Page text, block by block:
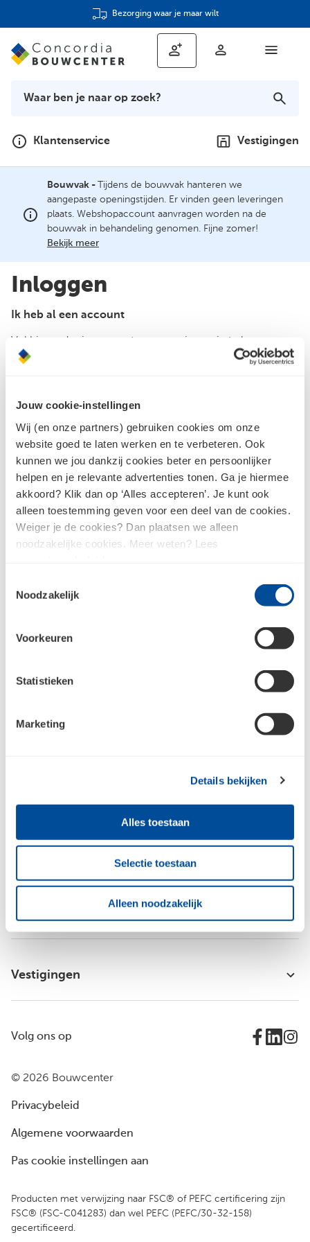
Jouw cookie-instellingen
Wij (en onze partners) gebruiken cookies om onze
website goed te laten werken en te verbeteren. Ook
kunnen we jou dankzij cookies beter en persoonlijker
helpen en je relevante advertenties tonen. Ga je hiermee
akkoord? Klik dan op ‘Alles accepteren’. Je kunt ook
alleen toestemming geven voor een deel van de cookies.
Weiger je de cookies? Dan plaatsen we alleen
noodzakelijke cookies. Meer weten? Lees
Noodzakelijk
Voorkeuren
Statistieken
Marketing
Details bekijken
Alles toestaan
Selectie toestaan
Alleen noodzakelijk
Bezorging waar je maar wilt
Klantenservice Vestigingen
Bouwvak -
Tijdens de bouwvak hanteren we
aangepaste openingstijden. Er vinden geen leveringen
plaats. Webshopaccount aanvragen worden na de
bouwvak in behandeling genomen. Fijne zomer!
Bekijk meer
Inloggen
Ik heb al een account
Vul hieronder je accountgegevens in om in te loggen.
Wachtwoord
Inloggen
Wachtwoord vergeten?
Nog geen account?
Als je nog geen account hebt bij Bouwcenter Concordia,
Ik heb nog geen account en wil me registreren
Bouwcenter Concordia
Vestigingen
© 2026 Bouwcenter
Privacybeleid
Algemene voorwaarden
Pas cookie instellingen aan
Volg ons op
Producten met verwijzing naar FSC® of PEFC certificering zijn
FSC® (FSC-C041283) dan wel PEFC (PEFC/30-32-158)
gecertificeerd.